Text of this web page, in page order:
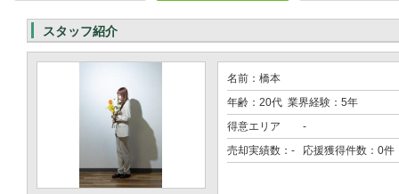
スタッフ紹介
名前：橋本
年齢：20代 業界経験：5年
得意エリア
-
売却実績数：- 応援獲得件数：0件